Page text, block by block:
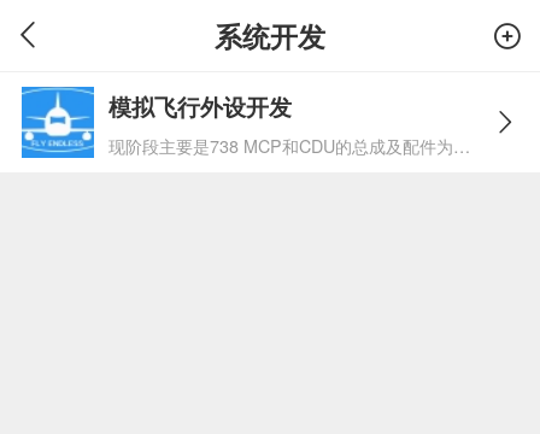
系统开发
模拟飞行外设开发
现阶段主要是738 MCP和CDU的总成及配件为开发重点，其它模拟飞行外设及周边产品为辅助